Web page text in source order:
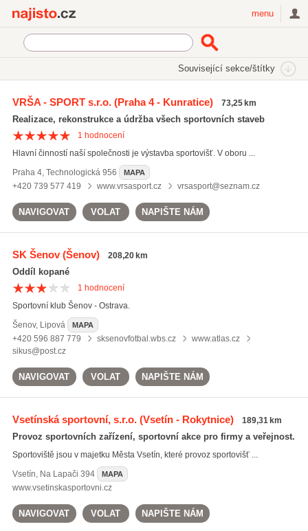
menu
Související sekce/štítky
Najisto.cz
fotbalová hřiště(487)
fotbalové školy (454)
fotbalové kempy
VRŠA - SPORT s.r.o.(Praha 4 - Kunratice) 73,25 km
Realizace, rekonstrukce a údržba všech sportovních staveb
1 hodnocení
Hlavní činností naší společnosti je výstavba sportovišť. V oboru ...
Praha 4, Technologická 956 MAPA
+420 739 577 419 www.vrsasport.cz vrsasport@seznam.cz
NAVIGOVAT VOLAT NAPIŠTE NÁM
SK Šenov(Šenov) 208,20 km
Oddíl kopané
1 hodnocení
Sportovní klub Šenov - Ostrava.
Šenov, Lipová MAPA
+420 596 887 779 sksenovfotbal.wbs.cz
www.atlas.cz
sikus@post.cz
NAVIGOVAT VOLAT NAPIŠTE NÁM
Vsetínská sportovní, s.r.o.(Vsetín - Rokytnice) 189,31 km
Provoz sportovních zařízení, sportovní akce pro firmy a veřejnost.
Sportoviště jsou v majetku Města Vsetín, které provoz sportovišť ...
Vsetín, Na Lapači 394 MAPA
www.vsetinskasportovni.cz
NAVIGOVAT VOLAT NAPIŠTE NÁM